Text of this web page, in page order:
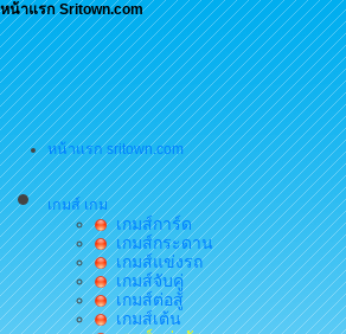
หน้าแรก Sritown.com
หน้าแรก sritown.com
เกมส์ เกม
เกมส์การ์ด
เกมส์กระดาน
เกมส์แข่งรถ
เกมส์จับคู่
เกมส์ต่อสู้
เกมส์เต้น